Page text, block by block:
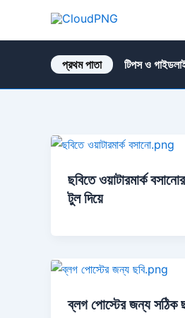
প্রথম পাতা টিপস ও
ছবিতে ওয়াটারমার্ক
টুল দিয়ে
ব্লগ পোস্টের জন্য সঠিক